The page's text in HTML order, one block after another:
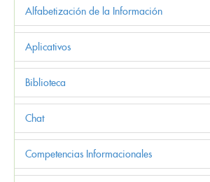
Alfabetización de la Información
Aplicativos
Biblioteca
Chat
Competencias Informacionales